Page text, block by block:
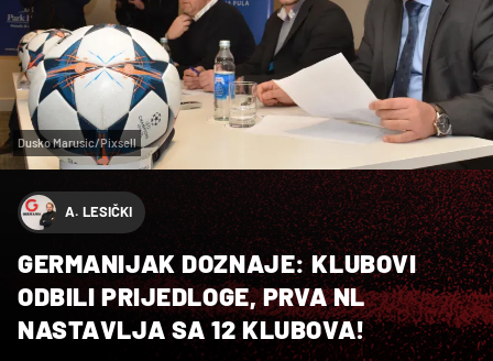
Dusko Marusic/Pixsell
A. LESIČKI
GERMANIJAK DOZNAJE: KLUBOVI
ODBILI PRIJEDLOGE, PRVA NL
NASTAVLJA SA 12 KLUBOVA!